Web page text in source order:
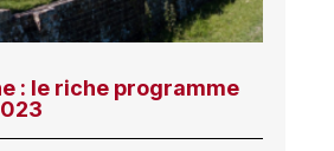
: le riche programme